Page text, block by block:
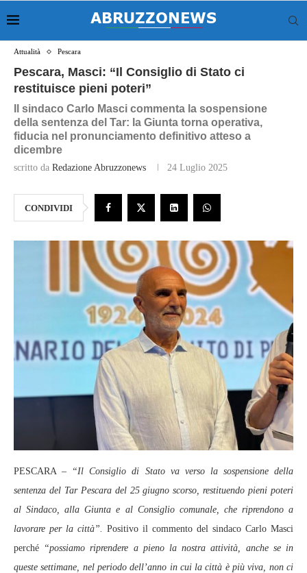
Attualità Pescara
Pescara, Masci: “Il Consiglio di Stato ci
restituisce pieni poteri”
Il sindaco Carlo Masci commenta la sospensione
della sentenza del Tar: la Giunta torna operativa,
fiducia nel pronunciamento definitivo atteso a
dicembre
scritto da Redazione Abruzzonews 24 Luglio 2025
CONDIVIDI
PESCARA – “Il Consiglio di Stato va verso la sospensione della
sentenza del Tar Pescara del 25 giugno scorso, restituendo pieni poteri
al Sindaco, alla Giunta e al Consiglio comunale, che riprendono a
lavorare per la città”. Positivo il commento del sindaco Carlo Masci
perché “possiamo riprendere a pieno la nostra attività, anche se in
queste settimane, nel periodo dell’anno in cui la città è più viva, non ci